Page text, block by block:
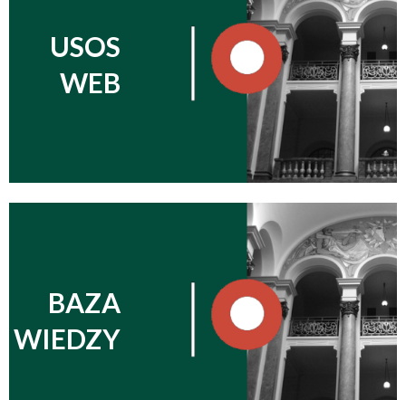
USOS
WEB
BAZA
WIEDZY